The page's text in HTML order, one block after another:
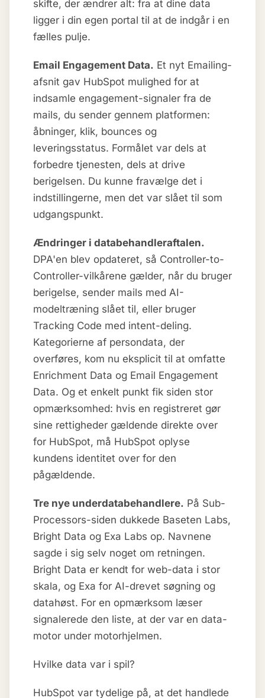
skifte, der ændrer alt: fra at dine data
ligger i din egen portal til at de indgår i en
fælles pulje.
Email Engagement Data. Et nyt Emailing-
afsnit gav HubSpot mulighed for at
indsamle engagement-signaler fra de
mails, du sender gennem platformen:
åbninger, klik, bounces og
leveringsstatus. Formålet var dels at
forbedre tjenesten, dels at drive
berigelsen. Du kunne fravælge det i
indstillingerne, men det var slået til som
udgangspunkt.
Ændringer i databehandleraftalen.
DPA'en blev opdateret, så Controller-to-
Controller-vilkårene gælder, når du bruger
berigelse, sender mails med AI-
modeltræning slået til, eller bruger
Tracking Code med intent-deling.
Kategorierne af persondata, der
overføres, kom nu eksplicit til at omfatte
Enrichment Data og Email Engagement
Data. Og et enkelt punkt fik siden stor
opmærksomhed: hvis en registreret gør
sine rettigheder gældende direkte over
for HubSpot, må HubSpot oplyse
kundens identitet over for den
pågældende.
Tre nye underdatabehandlere. På Sub-
Processors-siden dukkede Baseten Labs,
Bright Data og Exa Labs op. Navnene
sagde i sig selv noget om retningen.
Bright Data er kendt for web-data i stor
skala, og Exa for AI-drevet søgning og
datahøst. For en opmærksom læser
signalerede den liste, at der var en data-
motor under motorhjelmen.
Hvilke data var i spil?
HubSpot var tydelige på, at det handlede